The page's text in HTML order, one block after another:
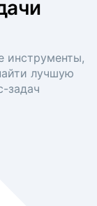
инструменты,
лучшую
задач